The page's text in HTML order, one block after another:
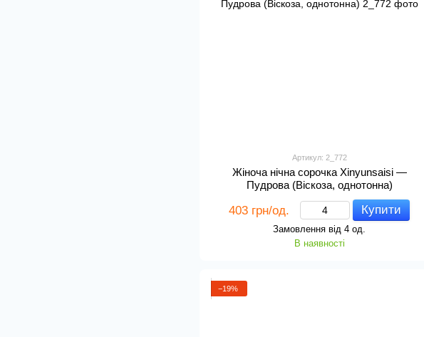
Артикул: 2_772
Жіноча нічна сорочка Xinyunsaisi —
Пудрова (Віскоза, однотонна)
403 грн/од. Купити
Замовлення від 4 од.
В наявності
−19%